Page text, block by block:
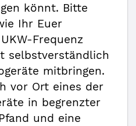
könnt. Bitte
Ihr Euer
Frequenz
selbstverständlich
mitbringen.
vor Ort eines der
in begrenzter
und eine